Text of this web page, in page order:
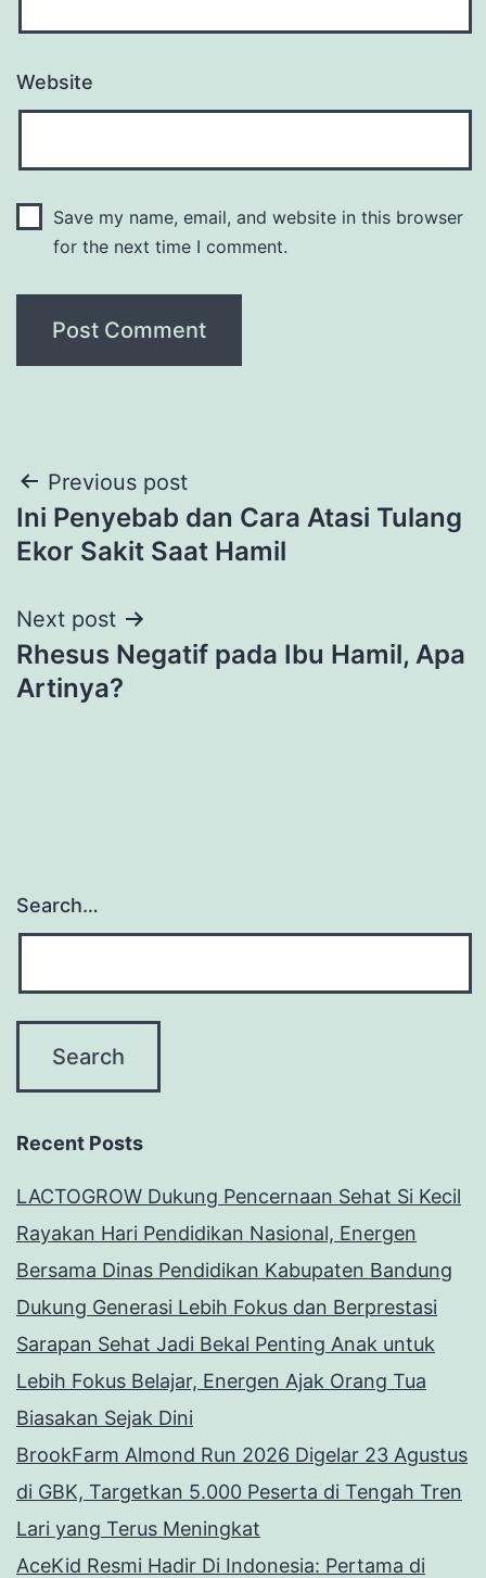
Website
Save my name, email, and website in this browser
for the next time I comment.
Post
navigation
Previous post
Ini Penyebab dan Cara Atasi Tulang
Ekor Sakit Saat Hamil
Next post
Rhesus Negatif pada Ibu Hamil, Apa
Artinya?
Search…
Recent Posts
LACTOGROW Dukung Pencernaan Sehat Si Kecil
Rayakan Hari Pendidikan Nasional, Energen
Bersama Dinas Pendidikan Kabupaten Bandung
Dukung Generasi Lebih Fokus dan Berprestasi
Sarapan Sehat Jadi Bekal Penting Anak untuk
Lebih Fokus Belajar, Energen Ajak Orang Tua
Biasakan Sejak Dini
BrookFarm Almond Run 2026 Digelar 23 Agustus
di GBK, Targetkan 5.000 Peserta di Tengah Tren
Lari yang Terus Meningkat
AceKid Resmi Hadir Di Indonesia: Pertama di